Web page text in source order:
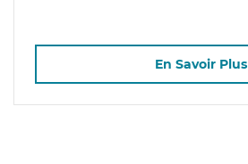
En Savoir Plus